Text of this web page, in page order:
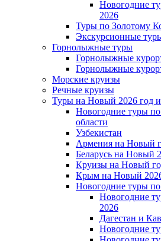
Новогодние
2026
Туры по Золотому
Экскурсионные
Горнолыжные туры
Горнолыжные
Горнолыжные
Морские круизы
Речные круизы
Туры на Новый 2026 год
Новогодние туры
области
Узбекистан
Армения на Новый
Беларусь на Новый
Круизы на Новый
Крым на Новый
Новогодние туры
Новогодние
2026
Дагестан и
Новогодние